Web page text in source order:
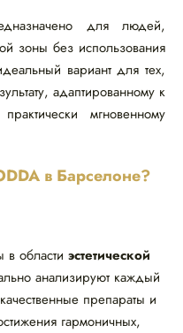
для людей,
зоны без использования
вариант для тех,
адаптированному к
мгновенному
в Барселоне?
в области эстетической
анализируют каждый
препараты и
гармоничных,